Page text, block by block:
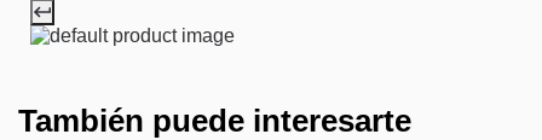
También puede interesarte